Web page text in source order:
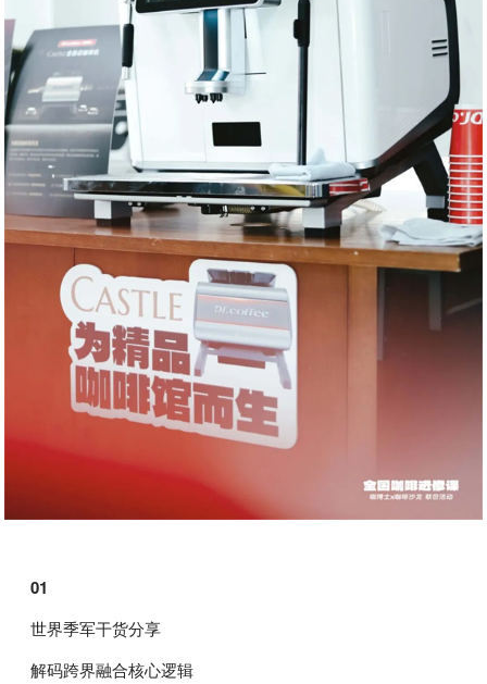
01
世界季军干货分享
解码跨界融合核心逻辑